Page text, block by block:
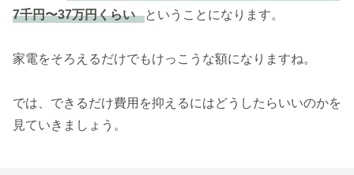
7千円〜37万円くらい ということになります。
家電をそろえるだけでもけっこうな額になりますね。
では、できるだけ費用を抑えるにはどうしたらいいのかを
見ていきましょう。